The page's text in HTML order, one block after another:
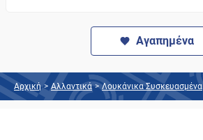
Αγαπημένα
Αρχική > Αλλαντικά > Λουκάνικα Συσκευασμένα